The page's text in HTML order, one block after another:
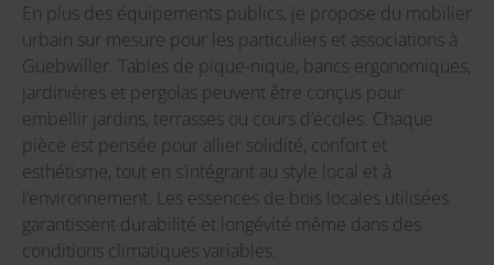
En plus des équipements publics, je propose du mobilier
urbain sur mesure pour les particuliers et associations à
Guebwiller. Tables de pique-nique, bancs ergonomiques,
jardinières et pergolas peuvent être conçus pour
embellir jardins, terrasses ou cours d’écoles. Chaque
pièce est pensée pour allier solidité, confort et
esthétisme, tout en s’intégrant au style local et à
l’environnement. Les essences de bois locales utilisées
garantissent durabilité et longévité même dans des
conditions climatiques variables.